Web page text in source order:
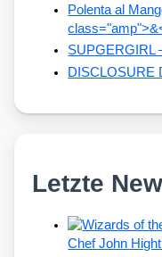
Polenta al
SUPGERGIRL
DISCLOSURE
Letzte
Chef John